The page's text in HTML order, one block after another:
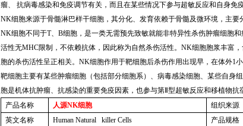
瘤、 抗病毒感染和免疫调节有关，而且在某些情况下参与超敏反应和自身免
NK细胞来源于骨髓淋巴样干细胞，其分化、发育依赖于骨髓及微环境，主要
NK细胞不同于T、 B细胞，是一类无需预先致敏就能非特异性杀伤肿瘤细胞
活性无MHC限制，不依赖抗体，因此称为自然杀伤活性。 NK细胞胞浆丰富
胞的杀伤活性呈正相关。 NK细胞作用于靶细胞后杀伤作用出现早，在体外1
靶细胞主要有某些肿瘤细胞（包括部分细胞系）、病毒感染细胞、某些自身
胞是机体抗肿瘤、抗感染的重要免疫因素，也参与第Ⅱ型超敏反应和移植物抗
产品名称
人源NK细胞 组织来源
英文名称
Human Natural killer Cells 产品规格